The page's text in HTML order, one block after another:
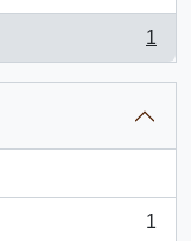
1
1